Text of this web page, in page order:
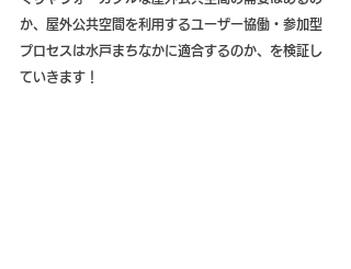
か、屋外公共空間を利用するユーザー協働・参加型
プロセスは水戸まちなかに適合するのか、を検証し
ていきます！